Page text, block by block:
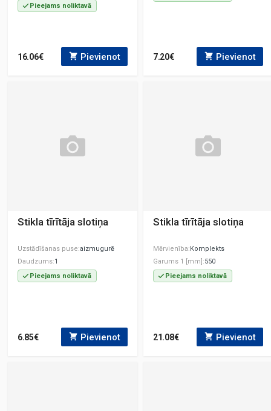
Pieejams noliktavā
16.06€ Pievienot 7.20€ Pievienot
Stikla tīrītāja slotiņa
Uzstādīšanas puse aizmugurē
Daudzums 1
Pieejams noliktavā
6.85€ Pievienot
Stikla tīrītāja slotiņa
Mērvienība Komplekts
Garums 1 [mm] 550
Pieejams noliktavā
21.08€ Pievienot